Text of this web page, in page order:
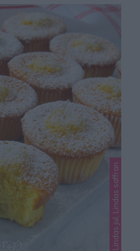
Lindas jul, Lindas saffran